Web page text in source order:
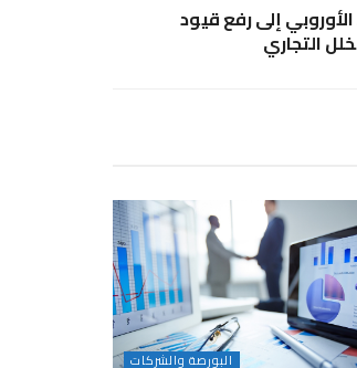
الأوروبي إلى رفع قيود
التجاري
البورصة والشركات